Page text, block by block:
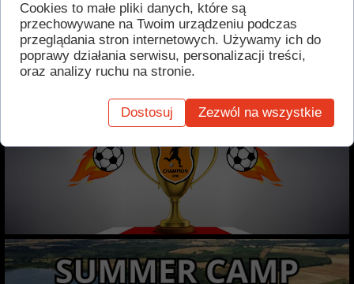
Cookies to małe pliki danych, które są
przechowywane na Twoim urządzeniu podczas
przeglądania stron internetowych. Używamy ich do
poprawy działania serwisu, personalizacji treści,
oraz analizy ruchu na stronie.
Dostosuj Zezwól na wszystkie